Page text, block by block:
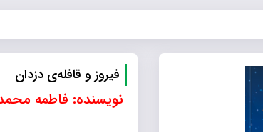
فیروز و قافله‌ی دزدان
نویسنده: فاطمه